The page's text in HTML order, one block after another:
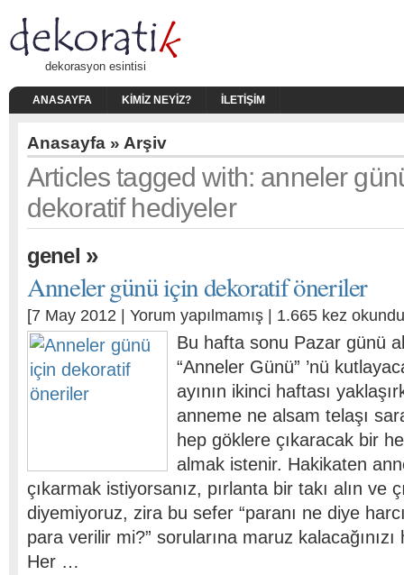
dekorasyon esintisi
ANASAYFA KIMIZ NEYIZ? İLETIŞIM
Anasayfa » Arşiv
Articles tagged with: anneler
dekoratif hediyeler
genel »
Anneler günü için dekoratif öneriler
[7 May 2012 | Yorum yapılmamış | 1.665 kez
Bu hafta sonu Pazar günü
“Anneler Günü” ’nü
ayının ikinci haftası
anneme ne alsam telaşı
hep göklere çıkaracak bir
almak istenir. Hakikaten
çıkarmak istiyorsanız, pırlanta bir takı alın ve
diyemiyoruz, zira bu sefer “paranı ne diye
para verilir mi?” sorularına maruz
Her …